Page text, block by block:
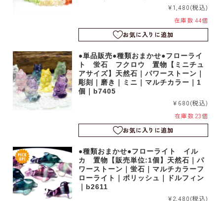
¥1,480(税込)
在庫数 44個
お気に入りに追加
●単品販売●種類おまかせ●フローライ
ト 蛍石 フクロウ 置物【ミニチュ
アサイズ】天然石｜パワーストーン｜
彫刻｜磨き｜ミニ｜マルチカラー｜1
個｜b7405
¥680(税込)
在庫数 23個
お気に入りに追加
●種類おまかせ●フローライト イル
カ 置物【販売単位:1個】天然石｜パ
ワーストーン｜蛍石｜マルチカラーフ
ローライト｜ポリッシュ｜ドルフィン
｜b2611
¥2,480(税込)